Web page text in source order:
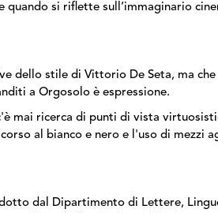
quando si riflette sull’immaginario
dello stile di Vittorio De Seta, ma
a Orgosoloè espressione.
mai ricerca di punti di vista
al bianco e nero e l'uso di mezzi
dal Dipartimento di Lettere,